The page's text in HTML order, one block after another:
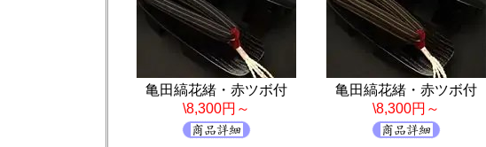
亀田縞花緒・赤ツボ付
\8,300円～
亀田縞花緒・赤ツボ付
\8,300円～